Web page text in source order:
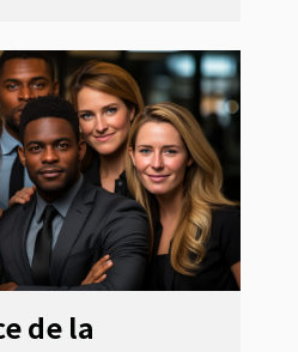
de la